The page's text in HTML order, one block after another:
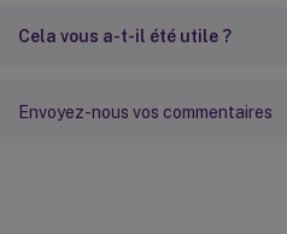
Cela vous a-t-il été utile ?
Envoyez-nous vos commentaires